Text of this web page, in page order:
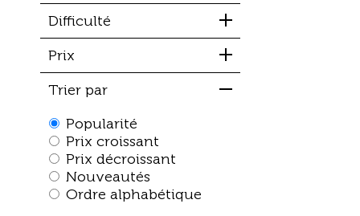
Difficulté
Prix
Trier par
Popularité
Prix croissant
Prix décroissant
Nouveautés
Ordre alphabétique